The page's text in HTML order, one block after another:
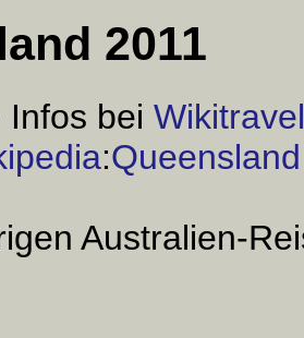
2011
Infos bei Wikitravel
:Queensland
Australien-